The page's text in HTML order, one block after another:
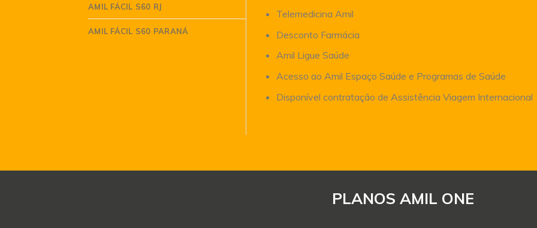
AMIL FÁCIL S60 RJ
AMIL FÁCIL S60 PARANÁ
Telemedicina Amil
Desconto Farmácia
Amil Ligue Saúde
Acesso ao Amil Espaço Saúde e Programas de Saúde
Disponível contratação de Assistência Viagem Internacional
PLANOS AMIL ONE